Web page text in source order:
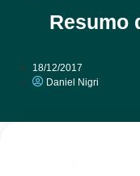
Resumo
18/12/2017
Daniel Nigri